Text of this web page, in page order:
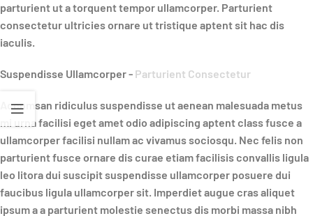
parturient ut a torquent tempor ullamcorper. Parturient
consectetur ultricies ornare ut tristique aptent sit hac dis
iaculis.
Suspendisse Ullamcorper - Parturient Consectetur
Accumsan ridiculus suspendisse ut aenean malesuada metus
mi urna facilisi eget amet odio adipiscing aptent class fusce a
ullamcorper facilisi nullam ac vivamus sociosqu. Nec felis non
parturient fusce ornare dis curae etiam facilisis convallis ligula
leo litora dui suscipit suspendisse ullamcorper posuere dui
faucibus ligula ullamcorper sit. Imperdiet augue cras aliquet
ipsum a a parturient molestie senectus dis morbi massa nibh